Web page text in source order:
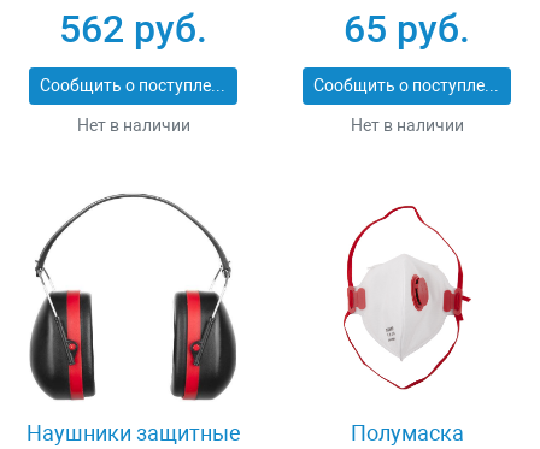
монолинза ЗУБР
ЭКСПЕРТ 110310
562 руб.
Сообщить о поступлении
Нет в наличии
65 руб.
Сообщить о поступлении
Нет в наличии
Наушники защитные Полумаска